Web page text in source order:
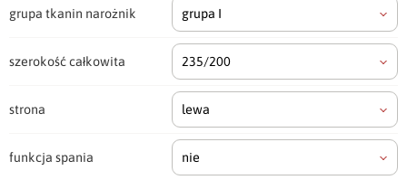
grupa tkanin narożnik grupa I
szerokość całkowita 235/200
strona lewa
funkcja spania nie